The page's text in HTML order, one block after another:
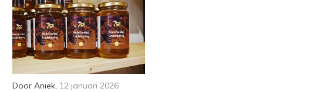
Door Aniek, 12 januari 2026